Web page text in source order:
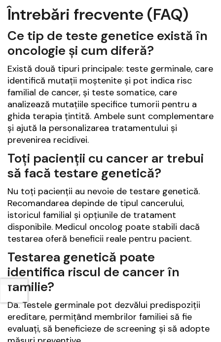
Întrebări frecvente (FAQ)
Ce tip de teste genetice există în
oncologie și cum diferă?
Există două tipuri principale: teste germinale, care
identifică mutații moștenite și pot indica risc
familial de cancer, și teste somatice, care
analizează mutațiile specifice tumorii pentru a
ghida terapia țintită. Ambele sunt complementare
și ajută la personalizarea tratamentului și
prevenirea recidivei.
Toți pacienții cu cancer ar trebui
să facă testare genetică?
Nu toți pacienții au nevoie de testare genetică.
Recomandarea depinde de tipul cancerului,
istoricul familial și opțiunile de tratament
disponibile. Medicul oncolog poate stabili dacă
testarea oferă beneficii reale pentru pacient.
Testarea genetică poate
identifica riscul de cancer în
familie?
Da. Testele germinale pot dezvălui predispoziții
ereditare, permițând membrilor familiei să fie
evaluați, să beneficieze de screening și să adopte